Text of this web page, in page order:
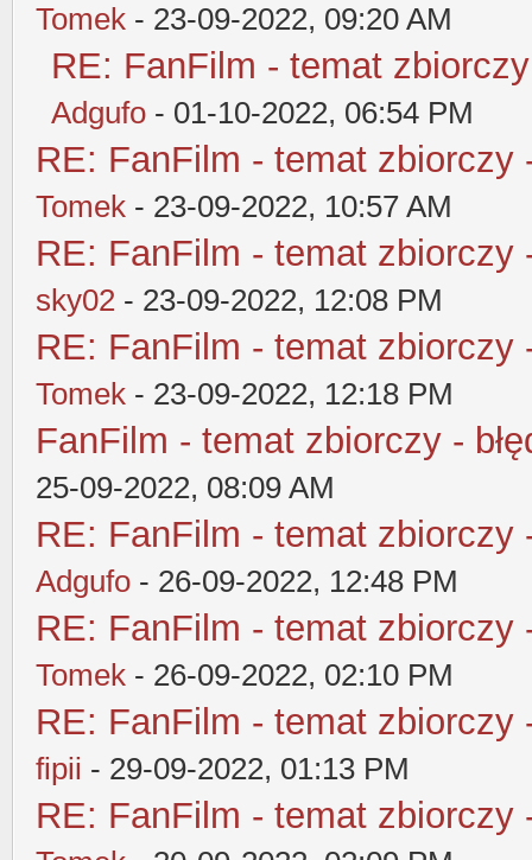
Tomek - 23-09-2022, 09:20 AM
RE: FanFilm - temat
Adgufo - 01-10-2022, 06:54 PM
RE: FanFilm - temat zbiorczy
Tomek - 23-09-2022, 10:57 AM
RE: FanFilm - temat zbiorczy
sky02 - 23-09-2022, 12:08 PM
RE: FanFilm - temat zbiorczy
Tomek - 23-09-2022, 12:18 PM
FanFilm - temat zbiorczy -
25-09-2022, 08:09 AM
RE: FanFilm - temat zbiorczy
Adgufo - 26-09-2022, 12:48 PM
RE: FanFilm - temat zbiorczy
Tomek - 26-09-2022, 02:10 PM
RE: FanFilm - temat zbiorczy
fipii - 29-09-2022, 01:13 PM
RE: FanFilm - temat zbiorczy